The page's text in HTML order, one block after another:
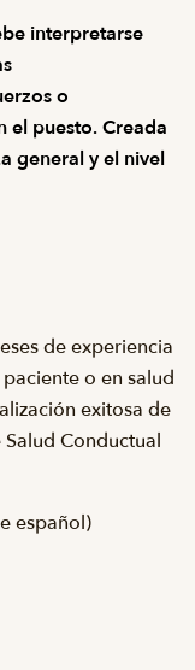
interpretarse
o
el puesto. Creada
general y el nivel
de experiencia
o en salud
exitosa de
Conductual
español)